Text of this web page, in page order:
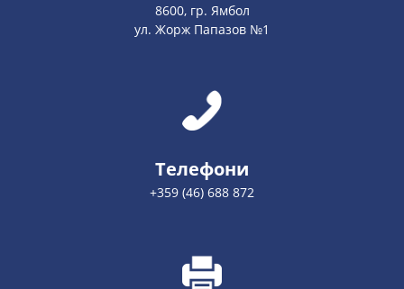
8600, гр. Ямбол
ул. Жорж Папазов №1
Телефони
+359 (46) 688 872